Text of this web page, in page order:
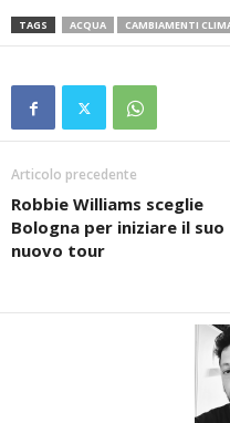
TAGS ACQUA CAMBIAMENTI
Articolo precedente
Robbie Williams sceglie
Bologna per iniziare il suo
nuovo tour